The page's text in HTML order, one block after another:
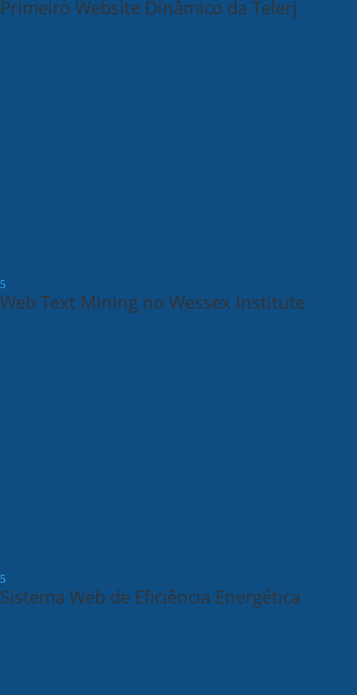
Primeiro Website Dinâmico da Telerj
Web Text Mining no Wessex Institute
Sistema Web de Eficiência Energética